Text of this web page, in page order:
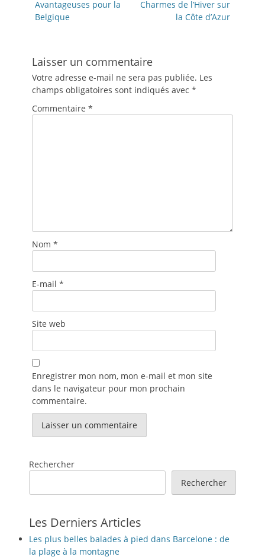
Avantageuses pour la
Belgique
Charmes de l’Hiver sur
la Côte d’Azur
Laisser un commentaire
Votre adresse e-mail ne sera pas publiée. Les
champs obligatoires sont indiqués avec *
Commentaire *
Nom *
E-mail *
Site web
Enregistrer mon nom, mon e-mail et mon site
dans le navigateur pour mon prochain
commentaire.
Rechercher
Rechercher
Les Derniers Articles
Les plus belles balades à pied dans Barcelone : de
la plage à la montagne